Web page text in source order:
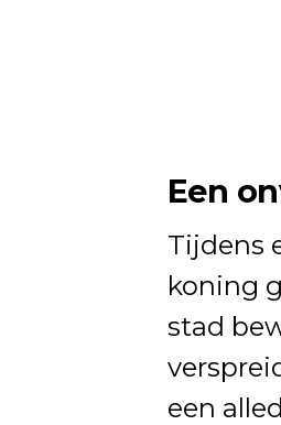
Een
Tijdens
koning
stad
een